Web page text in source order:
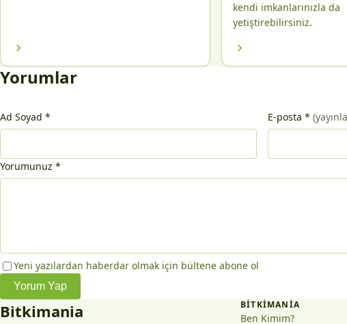
kendi imkanlarınızla da
yetiştirebilirsiniz.
Yorumlar
Ad Soyad * E-posta *
Yorumunuz *
Yeni yazılardan haberdar olmak için bültene abone ol
Yorum Yap
Bitkimania BITKIMANIA
Ben Kimim?